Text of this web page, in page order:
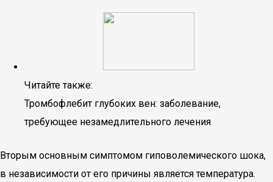
Читайте также:
Тромбофлебит глубоких вен: заболевание,
требующее незамедлительного лечения
Вторым основным симптомом гиповолемического шока,
в независимости от его причины является температура.